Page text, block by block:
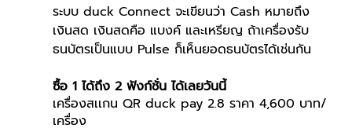
ระบบ duck Connect จะเขียนว่า Cash หมายถึง
เงินสด เงินสดคือ แบงค์ และเหรียญ ถ้าเครื่องรับ
ธนบัตรเป็นแบบ Pulse ก็เห็นยอดธนบัตรได้เช่นกัน
ซื้อ 1 ได้ถึง 2 ฟังก์ชั่น ได้เลยวันนี้
เครื่องสเเกน QR duck pay 2.8 ราคา 4,600 บาท/
เครื่อง